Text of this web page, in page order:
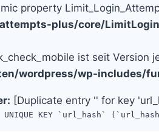
property
plus/core/
ist seit Version
wordpress/wp-includes/
[Duplicate entry '' for key
UNIQUE KEY `url_hash`